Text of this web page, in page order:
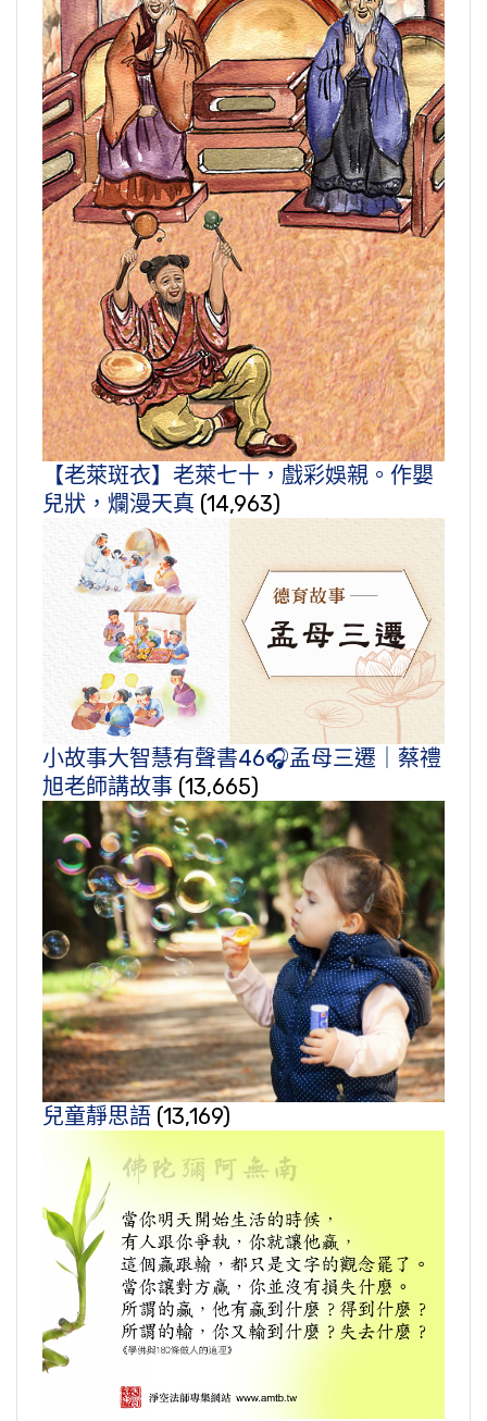
【老萊斑衣】老萊七十，戲彩娛親。作嬰
兒狀，爛漫天真 (14,963)
小故事大智慧有聲書46🎧孟母三遷｜蔡禮
旭老師講故事 (13,665)
兒童靜思語 (13,169)